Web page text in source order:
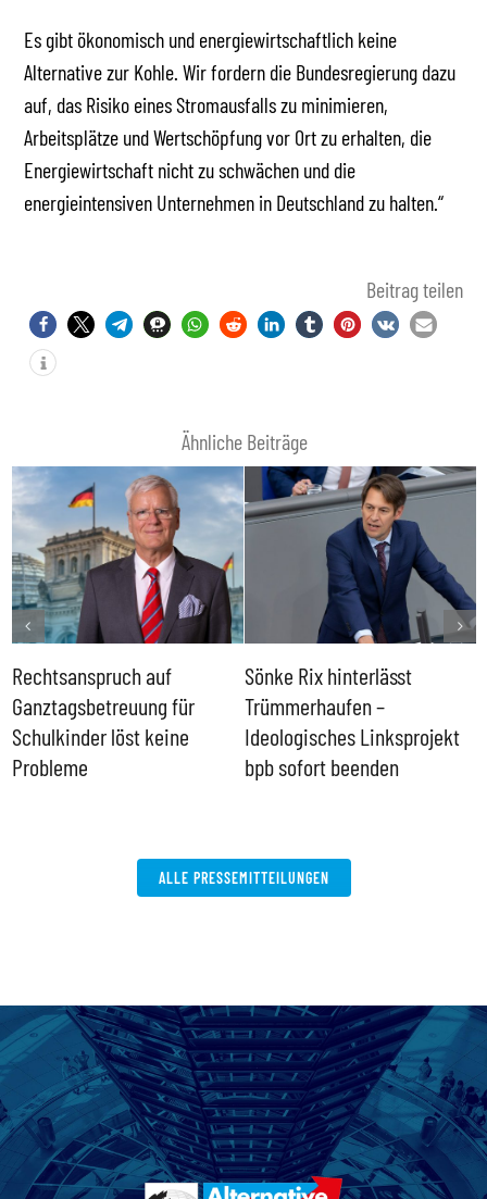
Es gibt ökonomisch und energiewirtschaftlich keine
Alternative zur Kohle. Wir fordern die Bundesregierung dazu
auf, das Risiko eines Stromausfalls zu minimieren,
Arbeitsplätze und Wertschöpfung vor Ort zu erhalten, die
Energiewirtschaft nicht zu schwächen und die
energieintensiven Unternehmen in Deutschland zu halten.“
Beitrag teilen
Ähnliche Beiträge
Rechtsanspruch auf
Ganztagsbetreuung für
Schulkinder löst keine
Probleme
Sönke Rix hinterlässt
Trümmerhaufen –
Ideologisches Linksprojekt
bpb sofort beenden
ALLE PRESSEMITTEILUNGEN